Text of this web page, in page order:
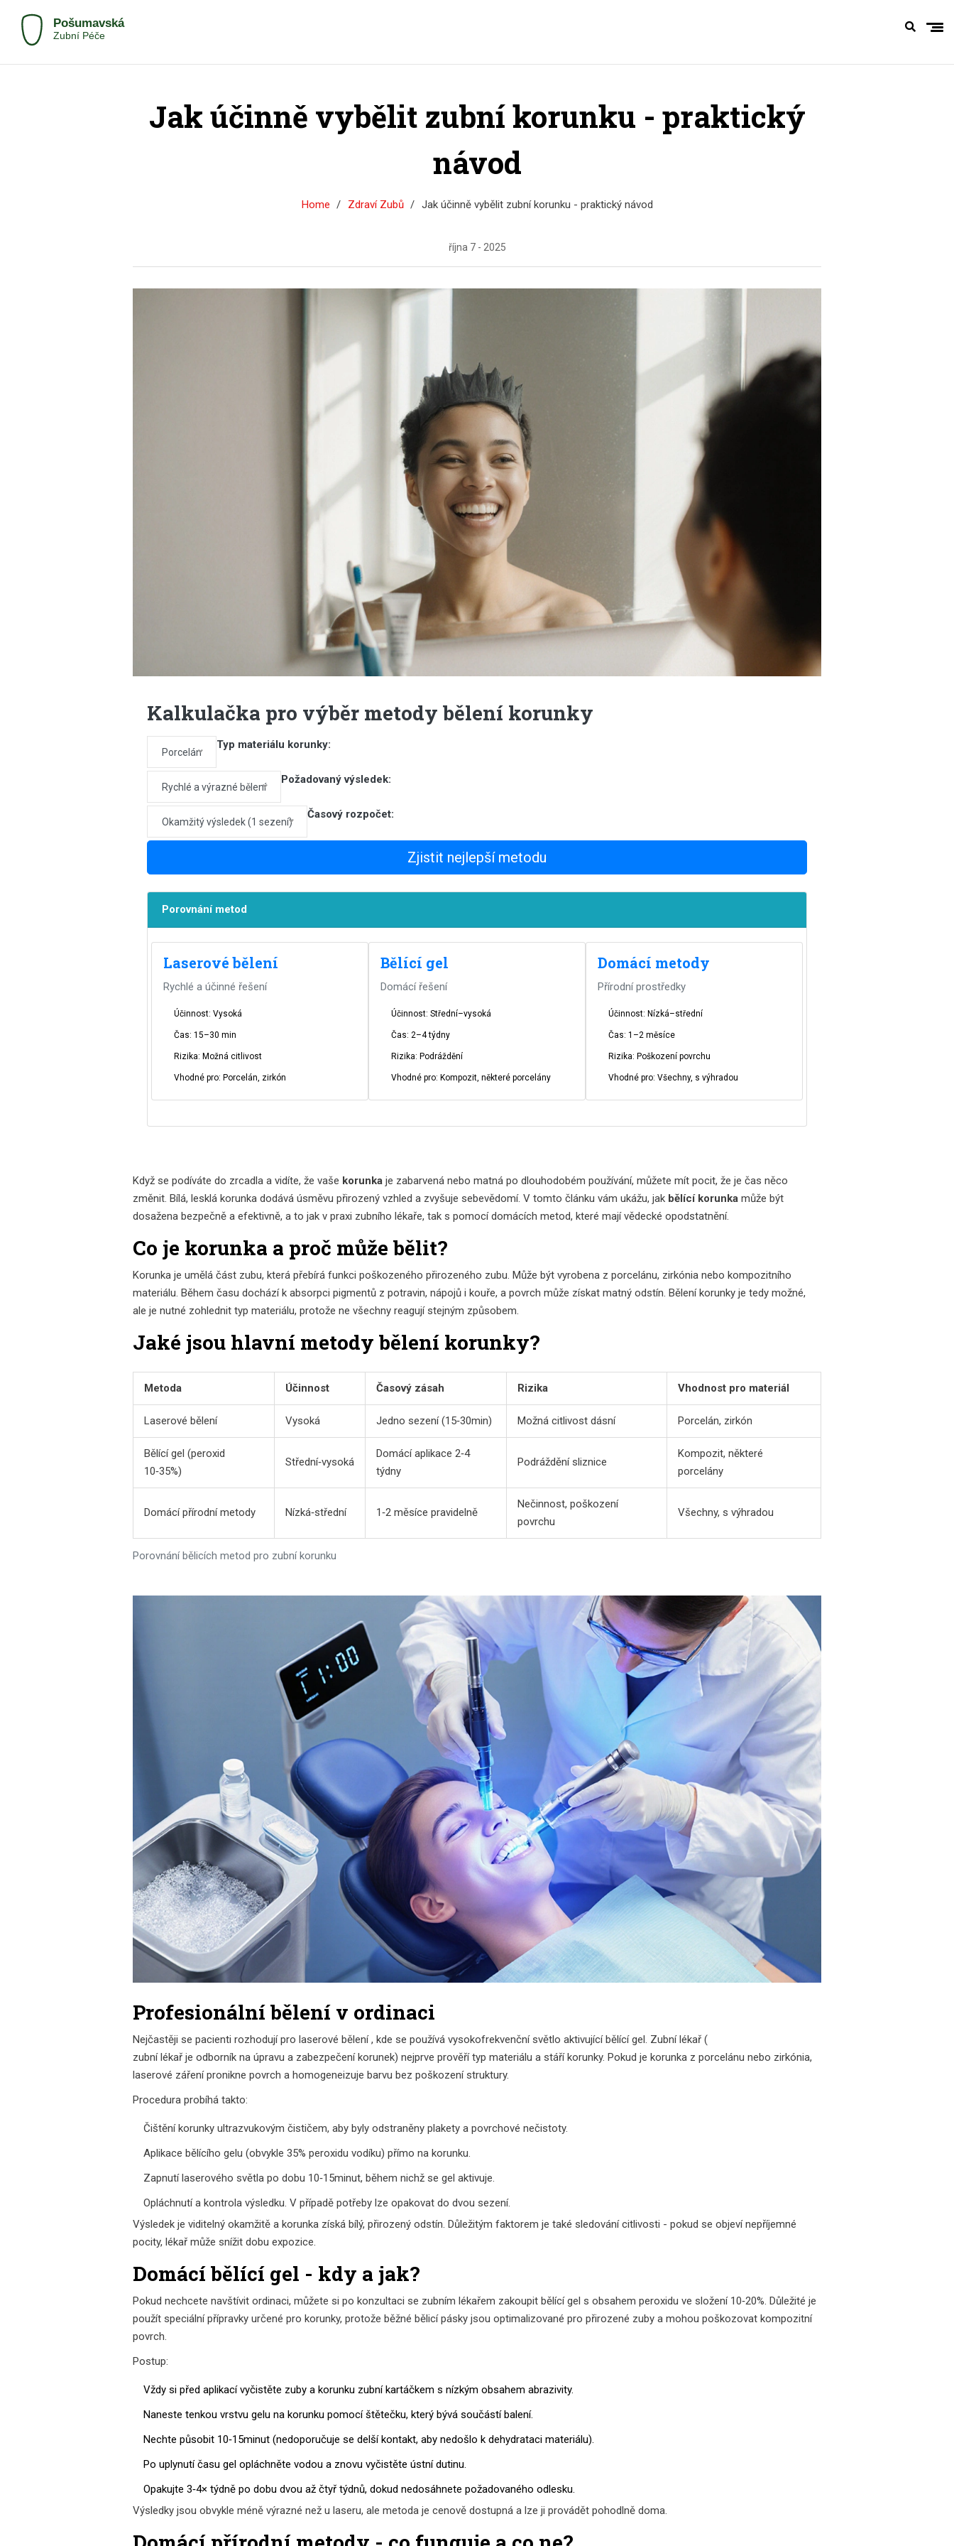
Jak účinně vybělit zubní korunku - praktický
návod
Home Zdraví Zubů Jak účinně vybělit zubní korunku - praktický návod
října 7 - 2025
Kalkulačka pro výběr metody bělení korunky
Typ materiálu korunky:
Porcelán
Požadovaný výsledek:
Rychlé a výrazné bělení
Časový rozpočet:
Okamžitý výsledek (1 sezení)
Zjistit nejlepší metodu
Porovnání metod
Laserové bělení
Rychlé a účinné řešení
Účinnost: Vysoká
Čas: 15–30 min
Rizika: Možná citlivost
Vhodné pro: Porcelán, zirkón
Bělící gel
Domácí řešení
Účinnost: Střední–vysoká
Čas: 2–4 týdny
Rizika: Podráždění
Vhodné pro: Kompozit, některé porcelány
Domácí metody
Přírodní prostředky
Účinnost: Nízká–střední
Čas: 1–2 měsíce
Rizika: Poškození povrchu
Vhodné pro: Všechny, s výhradou
Když se podíváte do zrcadla a vidíte, že vaše korunka je zabarvená nebo matná po dlouhodobém používání, můžete mít pocit, že je čas něco
změnit. Bílá, lesklá korunka dodává úsměvu přirozený vzhled a zvyšuje sebevědomí. V tomto článku vám ukážu, jak bělící korunka může být
dosažena bezpečně a efektivně, a to jak v praxi zubního lékaře, tak s pomocí domácích metod, které mají vědecké opodstatnění.
Co je korunka a proč může bělit?
Korunka je umělá část zubu, která přebírá funkci poškozeného přirozeného zubu. Může být vyrobena z porcelánu, zirkónia nebo kompozitního
materiálu. Během času dochází k absorpci pigmentů z potravin, nápojů i kouře, a povrch může získat matný odstín. Bělení korunky je tedy možné,
ale je nutné zohlednit typ materiálu, protože ne všechny reagují stejným způsobem.
Jaké jsou hlavní metody bělení korunky?
Porovnání bělicích metod pro zubní korunku
Metoda Účinnost Časový zásah Rizika Vhodnost pro materiál
Laserové bělení Vysoká Jedno sezení (15‑30min) Možná citlivost dásní Porcelán, zirkón
Bělící gel (peroxid
10‑35%)
Střední‑vysoká
Domácí aplikace 2‑4
týdny
Podráždění sliznice
Kompozit, některé
porcelány
Domácí přírodní metody Nízká‑střední 1‑2 měsíce pravidelně
Nečinnost, poškození
povrchu
Všechny, s výhradou
Profesionální bělení v ordinaci
Nejčastěji se pacienti rozhodují pro laserové bělení , kde se používá vysokofrekvenční světlo aktivující bělící gel. Zubní lékař (
zubní lékař je odborník na úpravu a zabezpečení korunek) nejprve prověří typ materiálu a stáří korunky. Pokud je korunka z porcelánu nebo zirkónia,
laserové záření pronikne povrch a homogeneizuje barvu bez poškození struktury.
Procedura probíhá takto:
Čištění korunky ultrazvukovým čističem, aby byly odstraněny plakety a povrchové nečistoty.
Aplikace bělícího gelu (obvykle 35% peroxidu vodíku) přímo na korunku.
Zapnutí laserového světla po dobu 10‑15minut, během nichž se gel aktivuje.
Opláchnutí a kontrola výsledku. V případě potřeby lze opakovat do dvou sezení.
Výsledek je viditelný okamžitě a korunka získá bílý, přirozený odstín. Důležitým faktorem je také sledování citlivosti - pokud se objeví nepříjemné
pocity, lékař může snížit dobu expozice.
Domácí bělící gel - kdy a jak?
Pokud nechcete navštívit ordinaci, můžete si po konzultaci se zubním lékařem zakoupit bělící gel s obsahem peroxidu ve složení 10‑20%. Důležité je
použít speciální přípravky určené pro korunky, protože běžné bělicí pásky jsou optimalizované pro přirozené zuby a mohou poškozovat kompozitní
povrch.
Postup:
Vždy si před aplikací vyčistěte zuby a korunku zubní kartáčkem s nízkým obsahem abrazivity.
Naneste tenkou vrstvu gelu na korunku pomocí štětečku, který bývá součástí balení.
Nechte působit 10‑15minut (nedoporučuje se delší kontakt, aby nedošlo k dehydrataci materiálu).
Po uplynutí času gel opláchněte vodou a znovu vyčistěte ústní dutinu.
Opakujte 3‑4× týdně po dobu dvou až čtyř týdnů, dokud nedosáhnete požadovaného odlesku.
Výsledky jsou obvykle méně výrazné než u laseru, ale metoda je cenově dostupná a lze ji provádět pohodlně doma.